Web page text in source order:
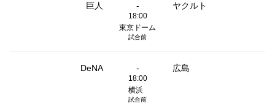
巨人 - ヤクルト
18:00
東京ドーム
試合前
DeNA - 広島
18:00
横浜
試合前